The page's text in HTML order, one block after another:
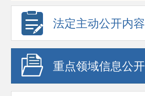
法定主动公开内容
重点领域信息公开